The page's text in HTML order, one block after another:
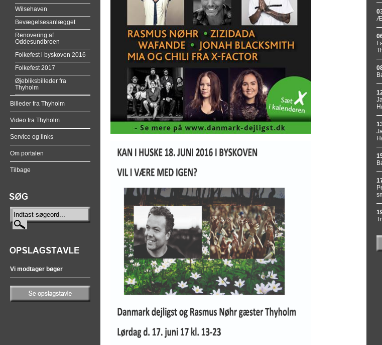
Wilsehaven
Bevægelsesanlægget
Renovering af
Oddesundbroen
Folkefest i byskoven 2016
Folkefest 2017
Øjebliksbilleder fra
Thyholm
Billeder fra Thyholm
Video fra Thyholm
Service og links
Om portalen
Tilbage
Vi modtager bøger